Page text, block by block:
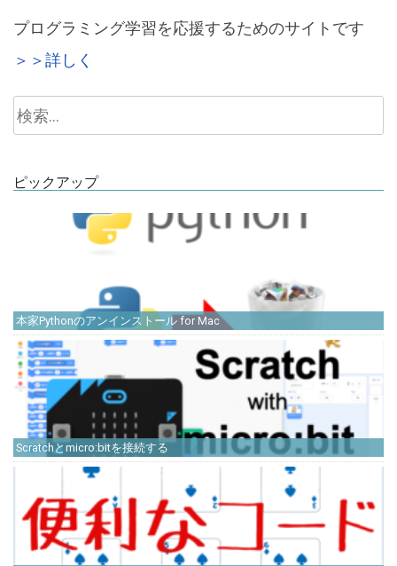
プログラミング学習を応援するためのサイトです
＞＞詳しく
検
索:
ピックアップ
本家Pythonのアンインストール for Mac
Scratchとmicro:bitを接続する